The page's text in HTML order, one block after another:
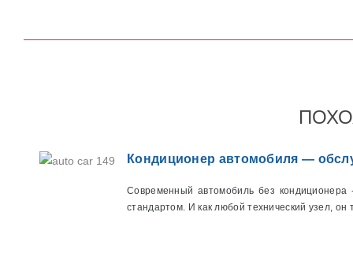
Кондиционер автомобиля —
Современный автомобиль без кондиционера
стандартом. И как любой технический узел, он